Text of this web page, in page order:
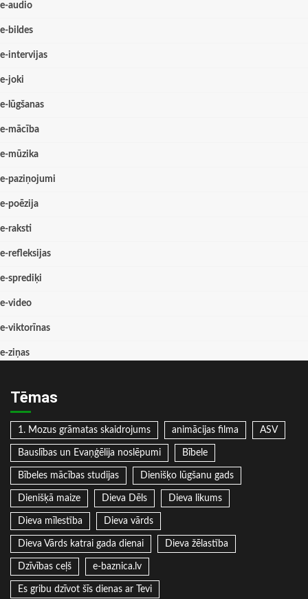
e-audio
e-bildes
e-intervijas
e-joki
e-lūgšanas
e-mācība
e-mūzika
e-paziņojumi
e-poēzija
e-raksti
e-refleksijas
e-sprediķi
e-video
e-viktorīnas
e-ziņas
Tēmas
1. Mozus grāmatas skaidrojums animācijas filma ASV
Bauslības un Evaņģēlija noslēpumi Bībele
Bībeles mācības studijas Dienišķo lūgšanu gads
Dienišķā maize Dieva Dēls Dieva likums
Dieva mīlestība Dieva vārds
Dieva Vārds katrai gada dienai Dieva žēlastība
Dzīvības ceļš e-baznica.lv
Es gribu dzīvot šīs dienas ar Tevi